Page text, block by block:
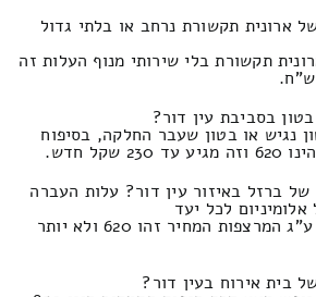
ארונית תקשורת נרחב או בלתי גדול
תקשורת בלי שירותי מנוף העלות זה
בסביבת עין דור?
נגיש או בטון שעבר החלקה, בסיפוח
חדש.
ברזל באיזור עין דור? עלות העברה
לכל יעד
יחד עם הנפות והטענה ע"ג המרצפות המחיר זהו 620 ולא יותר
בית אירוח בעין דור?